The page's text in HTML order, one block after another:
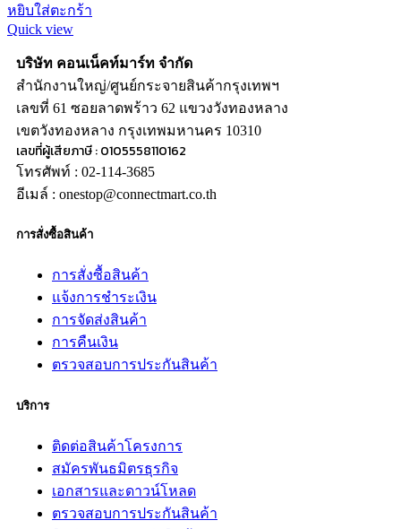
หยิบใส่ตะกร้า
Quick view
บริษัท คอนเน็คท์มาร์ท จำกัด
สำนักงานใหญ่/ศูนย์กระจายสินค้ากรุงเทพฯ
เลขที่ 61 ซอยลาดพร้าว 62 แขวงวังทองหลาง
เขตวังทองหลาง กรุงเทพมหานคร 10310
เลขที่ผู้เสียภาษี : 0105558110162
โทรศัพท์ : 02-114-3685
อีเมล์ : onestop@connectmart.co.th
การสั่งซื้อสินค้า
การสั่งซื้อสินค้า
แจ้งการชำระเงิน
การจัดส่งสินค้า
การคืนเงิน
ตรวจสอบการประกันสินค้า
บริการ
ติดต่อสินค้าโครงการ
สมัครพันธมิตรธุรกิจ
เอกสารและดาวน์โหลด
ตรวจสอบการประกันสินค้า